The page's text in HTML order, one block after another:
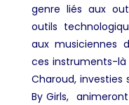
genre liés aux
outils
aux musiciennes
ces instruments-là
Charoud, investies
By Girls,